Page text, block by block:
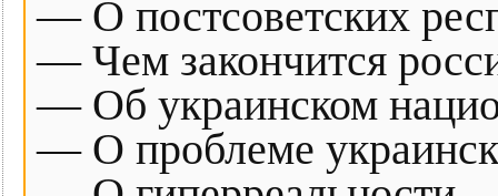
— О постсоветских
— Чем закончится
— Об украинском
— О проблеме